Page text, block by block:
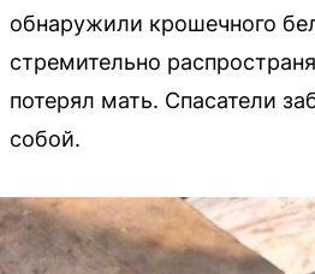
обнаружили крошечного
стремительно
потерял мать. Спасатели
собой.